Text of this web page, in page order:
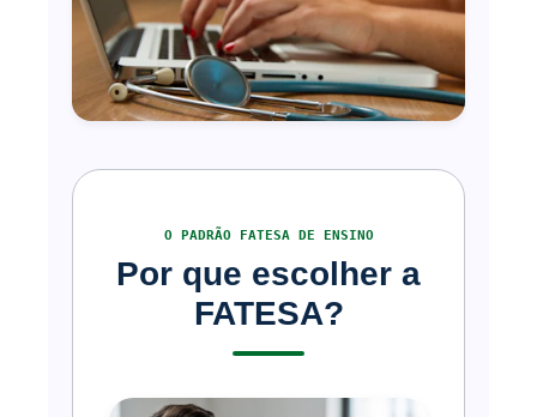
O PADRÃO FATESA DE ENSINO
Por que escolher a
FATESA?